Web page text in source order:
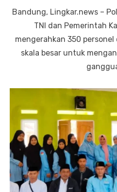
Bandung, Lingkar.news –
TNI dan Pemerintah
mengerahkan 350
skala besar untuk